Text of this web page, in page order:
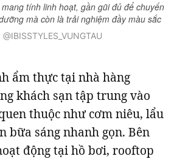
tính linh hoạt, gần gũi đủ để chuyến
mà còn là trải nghiệm đầy màu sắc
ẩm thực tại nhà hàng
khách sạn tập trung vào
thuộc như cơm niêu, lẩu
bữa sáng nhanh gọn. Bên
động tại hồ bơi, rooftop